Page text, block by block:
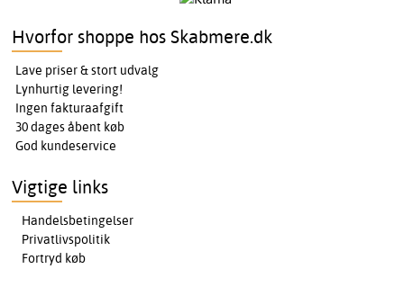
Hvorfor shoppe hos Skabmere.dk
Lave priser & stort udvalg
Lynhurtig levering!
Ingen fakturaafgift
30 dages åbent køb
God kundeservice
Vigtige links
Handelsbetingelser
Privatlivspolitik
Fortryd køb